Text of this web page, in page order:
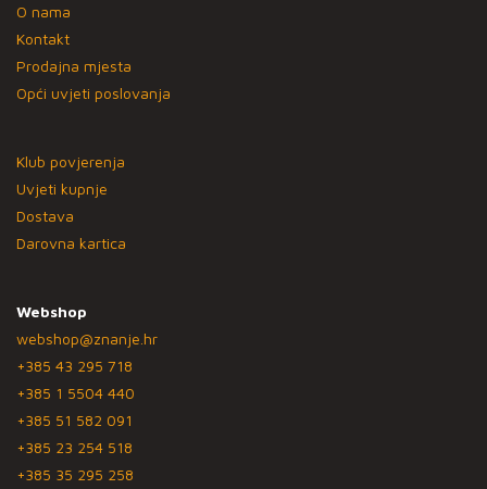
O nama
Kontakt
Prodajna mjesta
Opći uvjeti poslovanja
Klub povjerenja
Uvjeti kupnje
Dostava
Darovna kartica
Webshop
webshop@znanje.hr
+385 43 295 718
+385 1 5504 440
+385 51 582 091
+385 23 254 518
+385 35 295 258